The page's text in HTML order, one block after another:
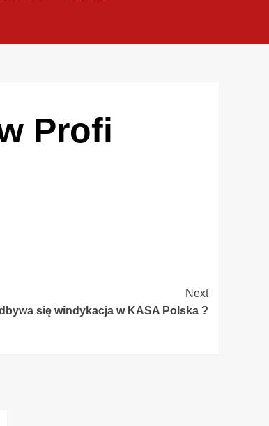
Profi
Next
się windykacja w KASA Polska ?